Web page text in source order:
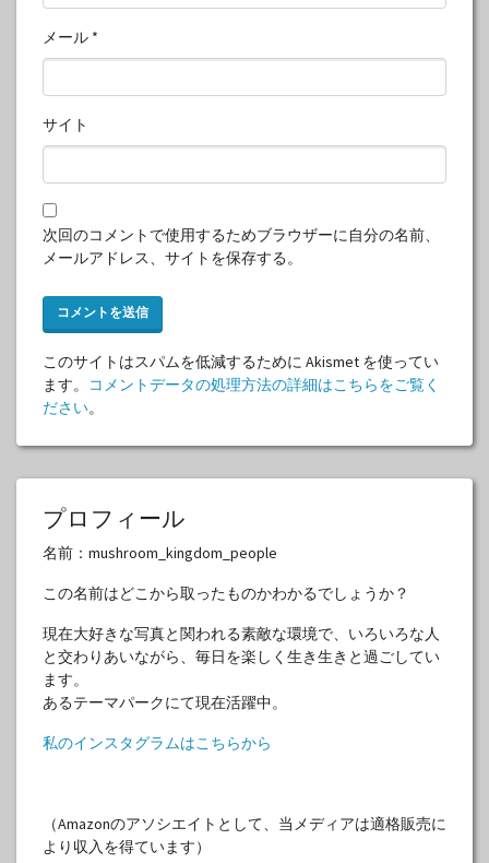
メール *
サイト
次回のコメントで使用するためブラウザーに自分の名前、
メールアドレス、サイトを保存する。
このサイトはスパムを低減するために Akismet を使ってい
ます。
コメントデータの処理方法の詳細はこちらをご覧く
ださい。
プロフィール
名前：mushroom_kingdom_people
この名前はどこから取ったものかわかるでしょうか？
現在大好きな写真と関われる素敵な環境で、いろいろな人
と交わりあいながら、毎日を楽しく生き生きと過ごしてい
ます。
あるテーマパークにて現在活躍中。
私のインスタグラムはこちらから
（Amazonのアソシエイトとして、当メディアは適格販売に
より収入を得ています）